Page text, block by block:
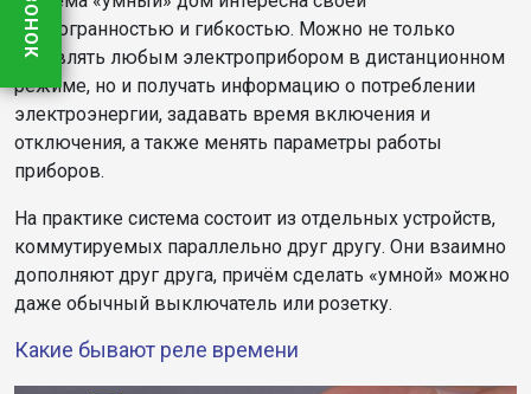
многогранностью и гибкостью. Можно не только
управлять любым электроприбором в дистанционном
режиме, но и получать информацию о потреблении
электроэнергии, задавать время включения и
отключения, а также менять параметры работы
приборов.
На практике система состоит из отдельных устройств,
коммутируемых параллельно друг другу. Они взаимно
дополняют друг друга, причём сделать «умной» можно
даже обычный выключатель или розетку.
Какие бывают реле времени